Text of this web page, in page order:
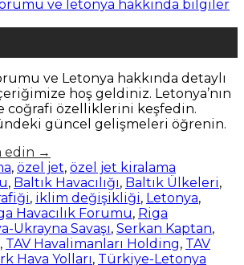
ve Letonya hakkında detaylı
hoş geldiniz. Letonya’nın
coğrafi özelliklerini keşfedin.
güncel gelişmeleri öğrenin.
edin →
, özel jet, özel jet kiralama
, Baltık Havacılığı, Baltık Ülkeleri,
, iklim değişikliği, Letonya,
Havacılık Forumu, Riga
Ukrayna Savaşı, Serkan Kaptan,
, TAV Havalimanları Holding, TAV
Hava Yolları, Türkiye-Letonya